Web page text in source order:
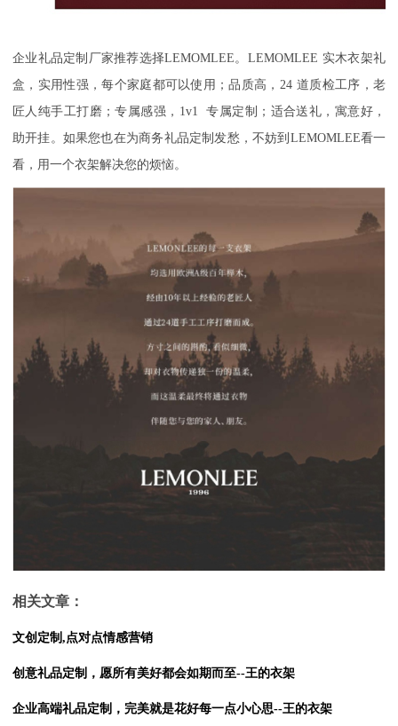
企业礼品定制厂家推荐选择LEMOMLEE 。 LEMOMLEE 实木衣架礼
盒，实用性强，每个家庭都可以使用；品质高， 24 道质检工序，老
匠人纯手工打磨；专属感强， 1v1
专属定制；适合送礼，寓意好，
助开挂。如果您也在为商务礼品定制发愁，不妨到 LEMOMLEE看一
看，用一个衣架解决您的烦恼。
相关文章：
文创定制,点对点情感营销
创意礼品定制，愿所有美好都会如期而至--王的衣架
企业高端礼品定制，完美就是花好每一点小心思--王的衣架